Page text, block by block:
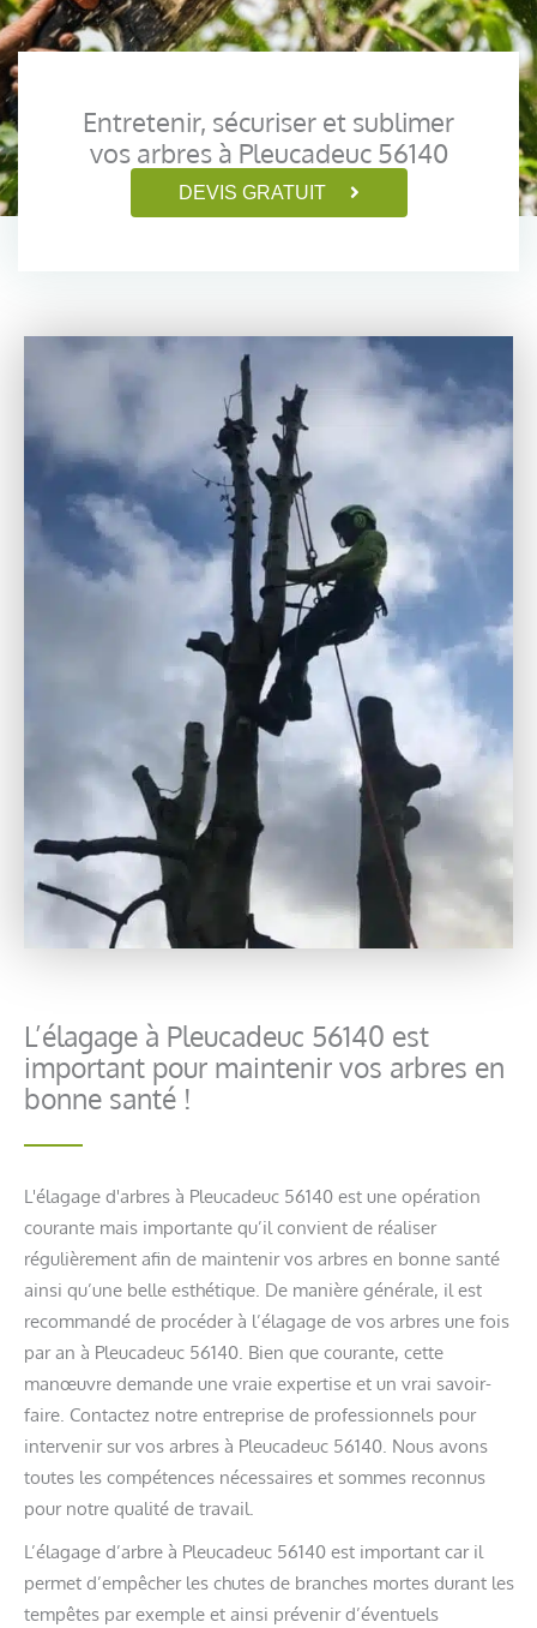
Entretenir, sécuriser et sublimer
vos arbres à Pleucadeuc 56140
DEVIS GRATUIT
L’élagage à Pleucadeuc 56140 est
important pour maintenir vos arbres en
bonne santé !
L'élagage d'arbres à Pleucadeuc 56140 est une opération
courante mais importante qu’il convient de réaliser
régulièrement afin de maintenir vos arbres en bonne santé
ainsi qu’une belle esthétique. De manière générale, il est
recommandé de procéder à l’élagage de vos arbres une fois
par an à Pleucadeuc 56140. Bien que courante, cette
manœuvre demande une vraie expertise et un vrai savoir-
faire. Contactez notre entreprise de professionnels pour
intervenir sur vos arbres à Pleucadeuc 56140. Nous avons
toutes les compétences nécessaires et sommes reconnus
pour notre qualité de travail.
L’élagage d’arbre à Pleucadeuc 56140 est important car il
permet d’empêcher les chutes de branches mortes durant les
tempêtes par exemple et ainsi prévenir d’éventuels